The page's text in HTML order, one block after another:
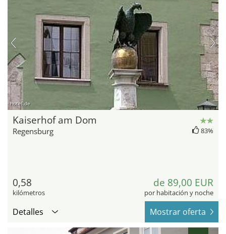
hotel.de
Kaiserhof am Dom
Regensburg 83%
0,58
kilómetros
de 89,00 EUR
por habitación y noche
Detalles Mostrar oferta